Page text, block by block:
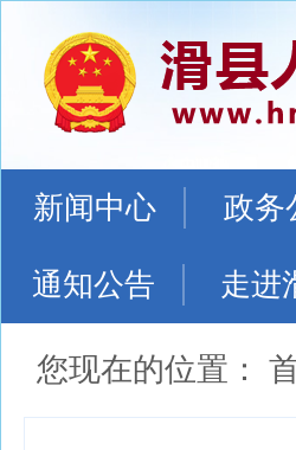
新闻中心 政务
通知公告 走进
您现在的位置：